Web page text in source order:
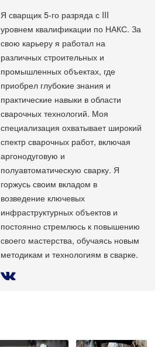
Я сварщик 5-го разряда с III
уровнем квалификации по НАКС. За
свою карьеру я работал на
различных строительных и
промышленных объектах, где
приобрел глубокие знания и
практические навыки в области
сварочных технологий. Моя
специализация охватывает широкий
спектр сварочных работ, включая
аргонодуговую и
полуавтоматическую сварку. Я
горжусь своим вкладом в
возведение ключевых
инфраструктурных объектов и
постоянно стремлюсь к повышению
своего мастерства, обучаясь новым
методикам и технологиям в сварке.